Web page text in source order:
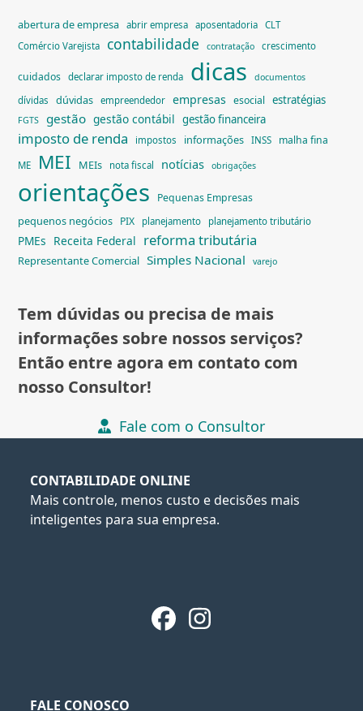
abertura de empresa abrir empresa aposentadoria
CLT
Comércio Varejista
contabilidade contratação crescimento
cuidados declarar imposto de renda dicas documentos
dívidas dúvidas empreendedor empresas esocial estratégias
FGTS gestão gestão contábil gestão financeira
imposto de renda impostos informações INSS malha fina
ME MEI MEIs nota fiscal notícias obrigações
orientações Pequenas Empresas
pequenos negócios PIX planejamento planejamento tributário
PMEs Receita Federal reforma tributária
Representante Comercial Simples Nacional varejo
Tem dúvidas ou precisa de mais
informações sobre nossos serviços?
Então entre agora em contato com
nosso Consultor!
Fale com o Consultor
CONTABILIDADE ONLINE
Mais controle, menos custo e decisões mais
inteligentes para sua empresa.
Facebook
Instagram
FALE CONOSCO